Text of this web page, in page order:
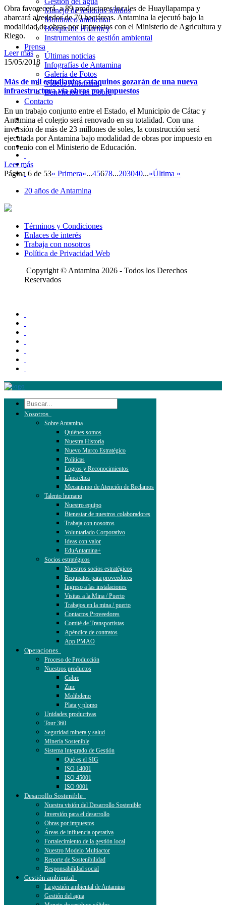
Manejo de residuos sólidos
Monitoreo ambiental
Bosque de Huarmey
Instrumentos de gestión ambiental
Prensa
Últimas noticias
Infografías de Antamina
Galería de Fotos
Videos Antamina
Beneficios del Cobre
Contacto
Obra favorecerá a 89 productores locales de Huayllapampa y
abarcará alrededor de 70 hectáreas. Antamina la ejecutó bajo la
modalidad de obras por impuestos con el Ministerio de Agricultura y
Riego.
Leer más
15/05/2018
Más de mil estudiantes cataquinos gozarán de una nueva
infraestructura vía obras por impuestos
En un trabajo conjunto entre el Estado, el Municipio de Cátac y
Antamina el colegio será renovado en su totalidad. Con una
inversión de más de 23 millones de soles, la construcción será
ejecutada por Antamina bajo modalidad de obras por impuesto en
convenio con el Ministerio de Educación.
Leer más
Página 6 de 53« Primera«...45678...203040...»Última »
20 años de Antamina
Términos y Condiciones
Enlaces de interés
Trabaja con nosotros
Política de Privacidad Web
Copyright © Antamina 2026 - Todos los Derechos
Reservados
Nosotros
Sobre Antamina
Quiénes somos
Nuestra Historia
Nuevo Marco Estratégico
Políticas
Logros y Reconocimientos
Línea ética
Mecanismo de Atención de Reclamos
Talento humano
Nuestro equipo
Bienestar de nuestros colaboradores
Trabaja con nosotros
Voluntariado Corporativo
Ideas con valor
EduAntamina+
Socios estratégicos
Nuestros socios estratégicos
Requisitos para proveedores
Ingreso a las instalaciones
Visitas a la Mina / Puerto
Trabajos en la mina / puerto
Contactos Proveedores
Comité de Transportistas
Apéndice de contratos
App PMAO
Operaciones
Proceso de Producción
Nuestros productos
Cobre
Zinc
Molibdeno
Plata y plomo
Unidades productivas
Tour 360
Seguridad minera y salud
Minería Sostenible
Sistema Integrado de Gestión
Qué es el SIG
ISO 14001
ISO 45001
ISO 9001
Desarrollo Sostenible
Nuestra visión del Desarrollo Sostenible
Inversión para el desarrollo
Obras por impuestos
Áreas de influencia operativa
Fortalecimiento de la gestión local
Nuestro Modelo Multiactor
Reporte de Sostenibilidad
Responsabilidad social
Gestión ambiental
La gestión ambiental de Antamina
Gestión del agua